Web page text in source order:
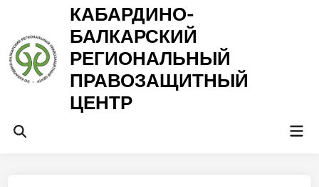
содержимому
КАБАРДИНО-
БАЛКАРСКИЙ
РЕГИОНАЛЬНЫЙ
ПРАВОЗАЩИТНЫЙ
ЦЕНТР
Открыть